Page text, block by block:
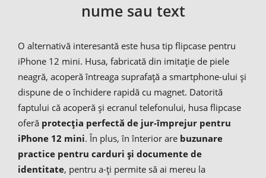
nume sau text
O alternativă interesantă este husa tip flipcase pentru
iPhone 12 mini. Husa, fabricată din imitație de piele
neagră, acoperă întreaga suprafață a smartphone-ului și
dispune de o închidere rapidă cu magnet. Datorită
faptului că acoperă și ecranul telefonului, husa flipcase
oferă protecția perfectă de jur-împrejur pentru
iPhone 12 mini. În plus, în înterior are buzunare
practice pentru carduri și documente de
identitate, pentru a-ți permite să ai mereu la